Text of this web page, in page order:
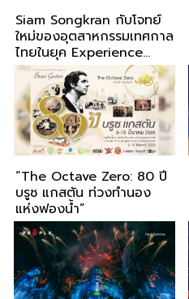
Siam Songkran กับโจทย์
ใหม่ของอุตสาหกรรมเทศกาล
ไทยในยุค Experience
Economy
“The Octave Zero: 80 ปี
บรูซ แกสตัน ท่วงทำนอง
แห่งฟองน้ำ”